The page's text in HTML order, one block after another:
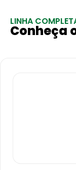
LINHA
Conheça